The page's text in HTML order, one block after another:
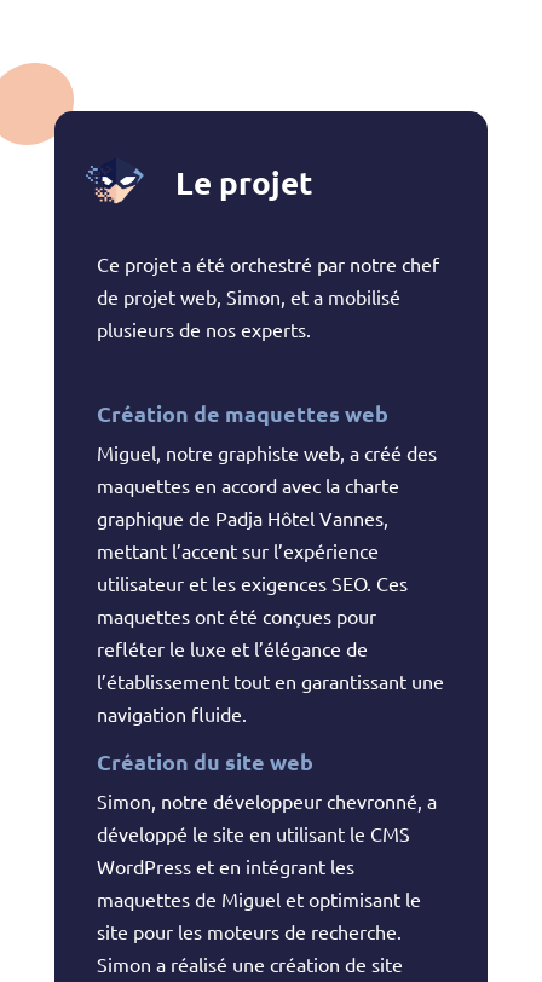
Le projet
Ce projet a été orchestré par notre chef
de projet web, Simon, et a mobilisé
plusieurs de nos experts.
Création de maquettes web
Miguel, notre graphiste web, a créé des
maquettes en accord avec la charte
graphique de Padja Hôtel Vannes,
mettant l’accent sur l’expérience
utilisateur et les exigences SEO. Ces
maquettes ont été conçues pour
refléter le luxe et l’élégance de
l’établissement tout en garantissant une
navigation fluide.
Création du site web
Simon, notre développeur chevronné, a
développé le site en utilisant le CMS
WordPress et en intégrant les
maquettes de Miguel et optimisant le
site pour les moteurs de recherche.
Simon a réalisé une création de site